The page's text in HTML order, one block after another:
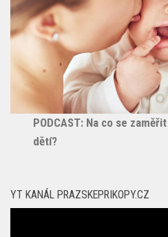
PODCAST: Na co se
dětí?
YT KANÁL PRAZSKEPRIKOPY.CZ